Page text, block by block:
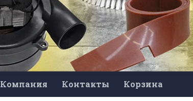
Компания Контакты Корзина